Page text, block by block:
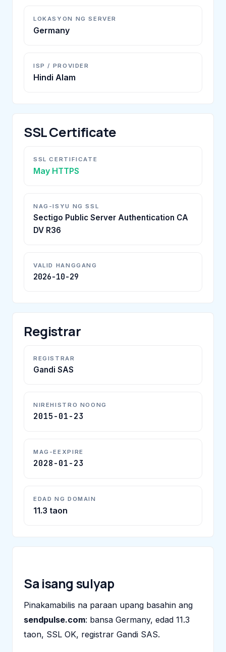
LOKASYON NG SERVER
Germany
ISP / PROVIDER
Hindi Alam
SSL Certificate
SSL CERTIFICATE
May HTTPS
NAG-ISYU NG SSL
Sectigo Public Server Authentication CA
DV R36
VALID HANGGANG
2026-10-29
Registrar
REGISTRAR
Gandi SAS
NIREHISTRO NOONG
2015-01-23
MAG-EEXPIRE
2028-01-23
EDAD NG DOMAIN
11.3 taon
Sa isang sulyap
Pinakamabilis na paraan upang basahin ang
sendpulse.com: bansa Germany, edad 11.3
taon, SSL OK, registrar Gandi SAS.